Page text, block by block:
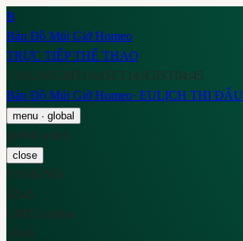
B
Bản Đồ Múi Giờ Homeo
TRỰC TIẾP THỂ THAO
VN02:45GMT 19:45ET 14:45 JST04:45
Bản Đồ Múi Giờ Homeo· EULỊCH THI ĐẤU
menu · global
global.watch
close
VNHà Nội
02:45
GMTLondon
19:45